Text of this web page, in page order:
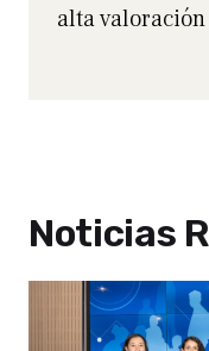
alta
Noticias